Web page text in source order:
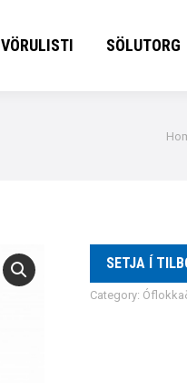
VÖRULISTI SÖLUTORG
SETJA Í
Category: